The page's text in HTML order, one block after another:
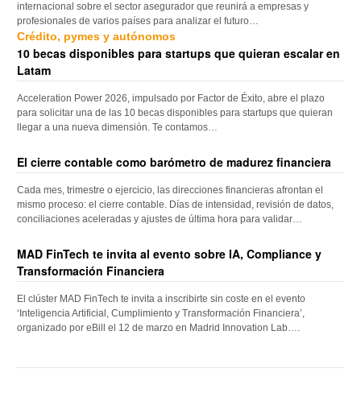
internacional sobre el sector asegurador que reunirá a empresas y
profesionales de varios países para analizar el futuro…
Crédito, pymes y autónomos
10 becas disponibles para startups que quieran escalar en
Latam
Acceleration Power 2026, impulsado por Factor de Éxito, abre el plazo
para solicitar una de las 10 becas disponibles para startups que quieran
llegar a una nueva dimensión. Te contamos…
El cierre contable como barómetro de madurez financiera
Cada mes, trimestre o ejercicio, las direcciones financieras afrontan el
mismo proceso: el cierre contable. Días de intensidad, revisión de datos,
conciliaciones aceleradas y ajustes de última hora para validar…
MAD FinTech te invita al evento sobre IA, Compliance y
Transformación Financiera
El clúster MAD FinTech te invita a inscribirte sin coste en el evento
‘Inteligencia Artificial, Cumplimiento y Transformación Financiera’,
organizado por eBill el 12 de marzo en Madrid Innovation Lab….